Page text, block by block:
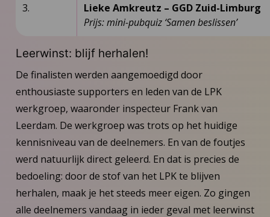
3.
Lieke Amkreutz – GGD Zuid-Limburg
Prijs: mini-pubquiz ‘Samen beslissen’
Leerwinst: blijf herhalen!
De finalisten werden aangemoedigd door
enthousiaste supporters en leden van de LPK
werkgroep, waaronder inspecteur Frank van
Leerdam. De werkgroep was trots op het huidige
kennisniveau van de deelnemers. En van de foutjes
werd natuurlijk direct geleerd. En dat is precies de
bedoeling: door de stof van het LPK te blijven
herhalen, maak je het steeds meer eigen. Zo gingen
alle deelnemers vandaag in ieder geval met leerwinst